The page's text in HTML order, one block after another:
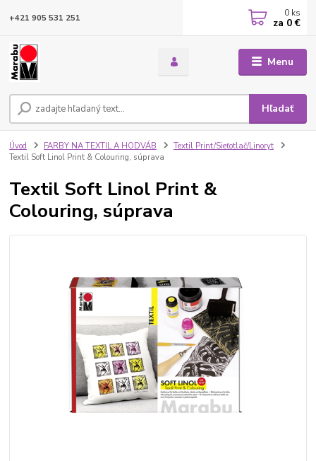
Menu
Hľadať
+421 905 531 251 0 ks
za 0 €
Úvod FARBY NA TEXTIL A HODVÁB
Textil Print/Sieťotlač/Linoryt
Textil Soft Linol Print & Colouring, súprava
Textil Soft Linol Print &
Colouring, súprava